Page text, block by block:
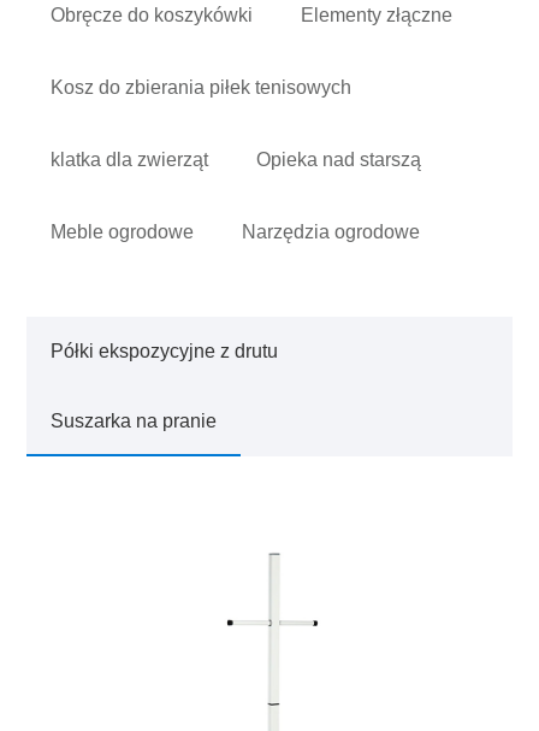
Obręcze do koszykówki Elementy złączne
Kosz do zbierania piłek tenisowych
klatka dla zwierząt Opieka nad starszą
Meble ogrodowe Narzędzia ogrodowe
Półki ekspozycyjne z drutu
Suszarka na pranie